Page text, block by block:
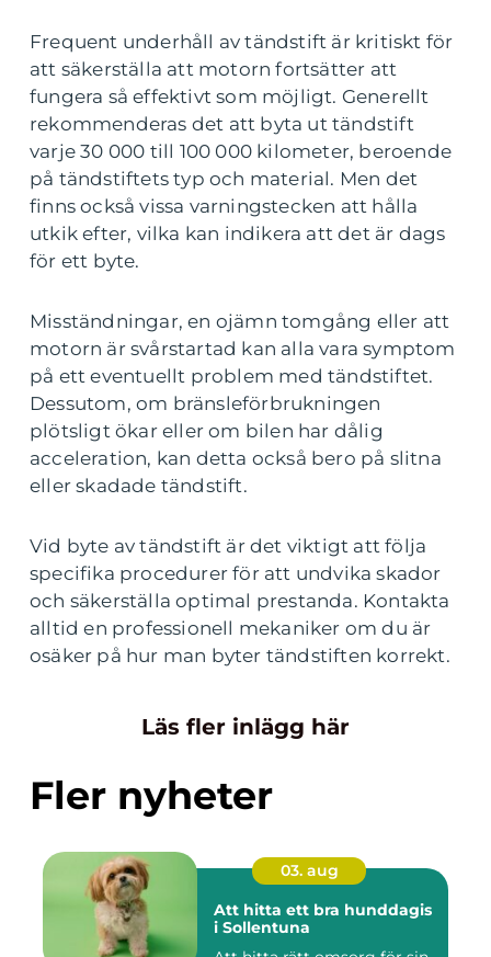
Frequent underhåll av tändstift är kritiskt för
att säkerställa att motorn fortsätter att
fungera så effektivt som möjligt. Generellt
rekommenderas det att byta ut tändstift
varje 30 000 till 100 000 kilometer, beroende
på tändstiftets typ och material. Men det
finns också vissa varningstecken att hålla
utkik efter, vilka kan indikera att det är dags
för ett byte.
Misständningar, en ojämn tomgång eller att
motorn är svårstartad kan alla vara symptom
på ett eventuellt problem med tändstiftet.
Dessutom, om bränsleförbrukningen
plötsligt ökar eller om bilen har dålig
acceleration, kan detta också bero på slitna
eller skadade tändstift.
Vid byte av tändstift är det viktigt att följa
specifika procedurer för att undvika skador
och säkerställa optimal prestanda. Kontakta
alltid en professionell mekaniker om du är
osäker på hur man byter tändstiften korrekt.
Läs fler inlägg här
Fler nyheter
03. aug
Att hitta ett bra hunddagis
i Sollentuna